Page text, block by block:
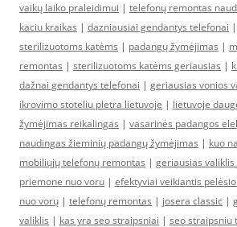
vaikų laiko praleidimui | telefonų remontas
kaciu kraikas | dazniausiai gendantys telefonai |
sterilizuotoms katėms | padangų žymėjimas |
remontas | sterilizuotoms katėms geriausias |
dažnai gendantys telefonai | geriausias vonios
ikrovimo stoteliu pletra lietuvoje | lietuvoje
žymėjimas reikalingas | vasarinės padangos
naudingas žieminių padangų žymėjimas | kuo
mobiliųjų telefonų remontas | geriausias valiklis
priemone nuo voru | efektyviai veikiantis
nuo vorų | telefonų remontas | josera classic |
valiklis | kas yra seo straipsniai | seo straipsniu